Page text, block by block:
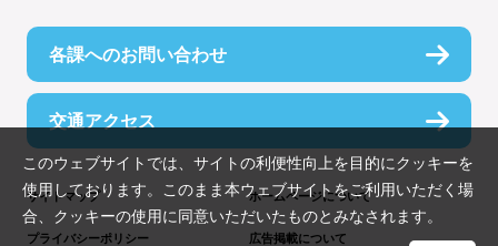
各課へのお問い合わせ
交通アクセス
サイトマップ ホームページについて
プライバシーポリシー 広告掲載について
このウェブサイトでは、サイトの利便性向上を目的にクッキーを
使用しております。このまま本ウェブサイトをご利用いただく場
合、クッキーの使用に同意いただいたものとみなされます。